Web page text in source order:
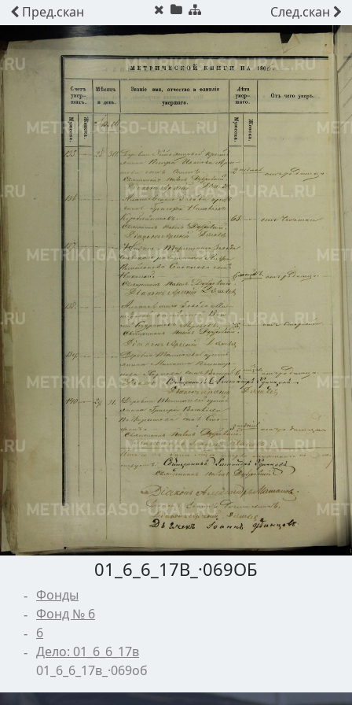
Пред.скан След.скан
01_6_6_17В_·069ОБ
Фонды
Фонд № 6
6
Дело: 01_6_6_17в
01_6_6_17в_·069об